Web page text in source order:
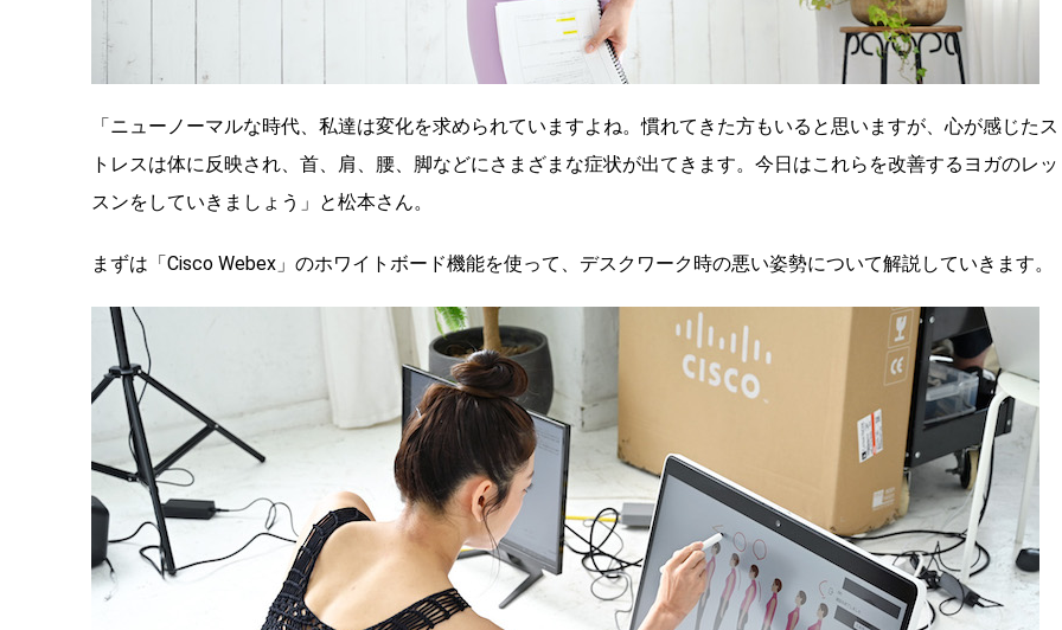
「ニューノーマルな時代、私達は変化を求められていますよね。慣れてきた方もいると思いますが、心が感じたス
トレスは体に反映され、首、肩、腰、脚などにさまざまな症状が出てきます。今日はこれらを改善するヨガのレッ
スンをしていきましょう」と松本さん。
まずは「Cisco Webex」のホワイトボード機能を使って、デスクワーク時の悪い姿勢について解説していきます。